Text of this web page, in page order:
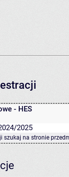
- HES
2025
szukaj na stronie